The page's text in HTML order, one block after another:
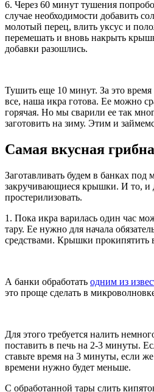
6. Через 60 минут тушения
случае необходимости добавить
молотый перец, влить уксус и
перемешать и вновь накрыть
добавки разошлись.
Тушить еще 10 минут. За это
все, наша икра готова. Ее можно
горячая. Но мы сварили ее так
заготовить на зиму. Этим и
Самая вкусная
Заготавливать будем в банках под
закручивающиеся крышки. И то, и
простерилизовать.
1. Пока икра варилась один час
тару. Ее нужно для начала
средствами. Крышки прокипятить
А банки обработать одним из
это проще сделать в
Для этого требуется налить
поставить в печь на 2-3 минуты.
ставьте время на 3 минуты, если
времени нужно будет меньше.
С обработанной тары слить